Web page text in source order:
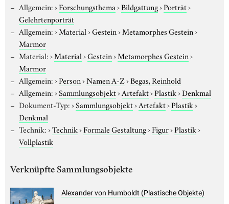
Allgemein:›Forschungsthema›Bildgattung›Porträt›
Gelehrtenporträt
Allgemein:›Material›Gestein›Metamorphes Gestein›
Marmor
Material:›Material›Gestein›Metamorphes Gestein›
Marmor
Allgemein:›Person›Namen A-Z›Begas, Reinhold
Allgemein:›Sammlungsobjekt›Artefakt›Plastik›Denkmal
Dokument-Typ:›Sammlungsobjekt›Artefakt›Plastik›
Denkmal
Technik:›Technik›Formale Gestaltung›Figur›Plastik›
Vollplastik
Verknüpfte Sammlungsobjekte
Alexander von Humboldt (Plastische Objekte)